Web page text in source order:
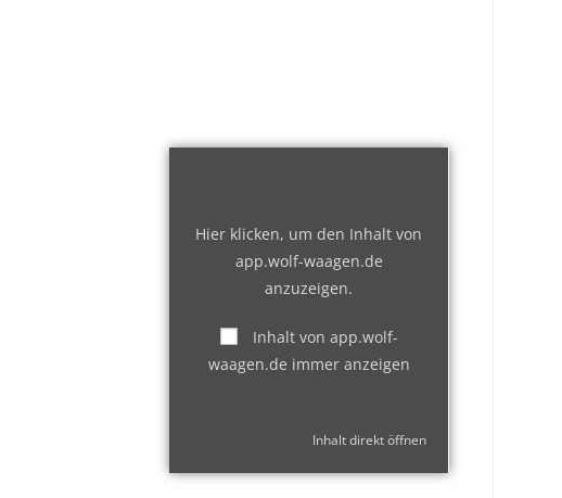
Hier klicken, um den Inhalt von
app.wolf-waagen.de
anzuzeigen.
Inhalt von app.wolf-
waagen.de immer anzeigen
Inhalt direkt öffnen